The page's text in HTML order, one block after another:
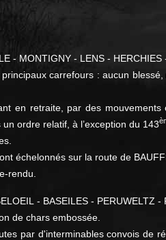
- MONTIGNY - LENS - HERCHIES
carrefours : aucun
retraite, par des
ordre relatif, à l’exception du 143
échelonnés sur la route de
rendu.
- BASEILES -
de chars embossée.
par d'interminables convois de